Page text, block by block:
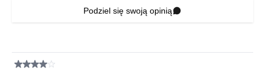
Podziel się swoją opinią